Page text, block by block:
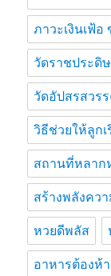
ภาวะเงินเฟ้อ
วัดราชประดิ
วัดอัปสรสวร
วิธีช่วยให้ลูก
สถานที่หลาก
สร้างพลังคว
หวยดีพลัส
อาหารต้องห้